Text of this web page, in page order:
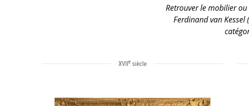
Retrouver le mobilier
Ferdinand van
XVIIe siècle